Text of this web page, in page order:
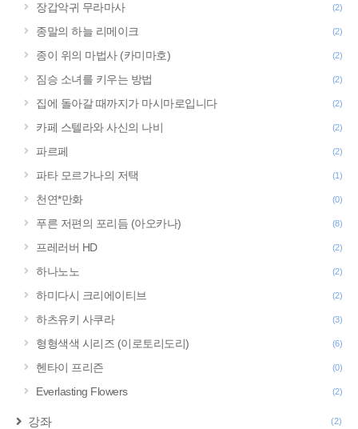
장갑악귀 무라마사 (2)
종말의 하늘 리메이크 (2)
종이 위의 마법사 (카미마호) (2)
짐승 소녀를 키우는 방법 (2)
집에 돌아갈 때까지가 마시마로입니다 (2)
카페 스텔라와 사신의 나비 (2)
파르페 (2)
파타 모르가나의 저택 (1)
천연*만화 (0)
푸른 저편의 포리듬 (아오카나) (8)
프레러버 HD (2)
하나노노 (2)
하미다시 크리에이티브 (2)
하츠유키 사쿠라 (3)
형형색색 시리즈 (이로토리도리) (6)
헨타이 프리즌 (0)
Everlasting Flowers (2)
강좌 (2)